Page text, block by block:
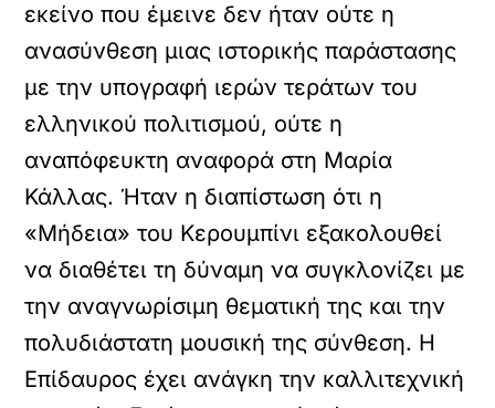
εκείνο που έμεινε δεν ήταν ούτε η
ανασύνθεση μιας ιστορικής παράστασης
με την υπογραφή ιερών τεράτων του
ελληνικού πολιτισμού, ούτε η
αναπόφευκτη αναφορά στη Μαρία
Κάλλας. Ήταν η διαπίστωση ότι η
«Μήδεια» του Κερουμπίνι εξακολουθεί
να διαθέτει τη δύναμη να συγκλονίζει με
την αναγνωρίσιμη θεματική της και την
πολυδιάστατη μουσική της σύνθεση. Η
Επίδαυρος έχει ανάγκη την καλλιτεχνική